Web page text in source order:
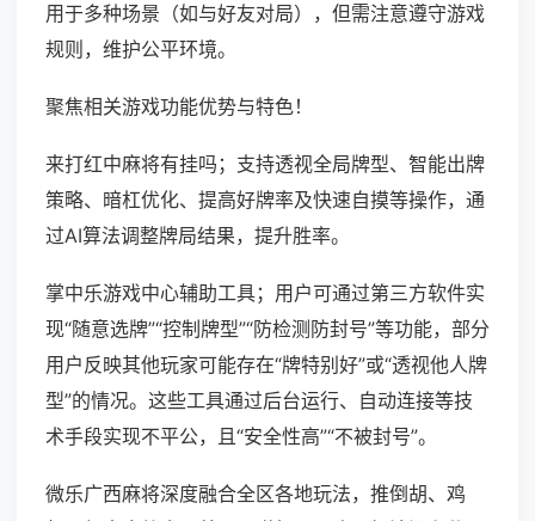
用于多种场景（如与好友对局），但需注意遵守游戏
规则，维护公平环境。
聚焦相关游戏功能优势与特色！
来打红中麻将有挂吗；支持透视全局牌型、智能出牌
策略、暗杠优化、提高好牌率及快速自摸等操作，通
过AI算法调整牌局结果，提升胜率。
掌中乐游戏中心辅助工具；用户可通过第三方软件实
现“随意选牌”“控制牌型”“防检测防封号”等功能，部分
用户反映其他玩家可能存在“牌特别好”或“透视他人牌
型”的情况。这些工具通过后台运行、自动连接等技
术手段实现不平公，且“安全性高”“不被封号”。
微乐广西麻将深度融合全区各地玩法，推倒胡、鸡